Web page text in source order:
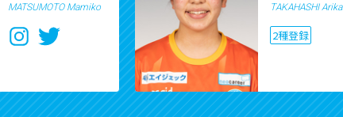
MATSUMOTO Mamiko TAKAHASHI Arika
2種登録